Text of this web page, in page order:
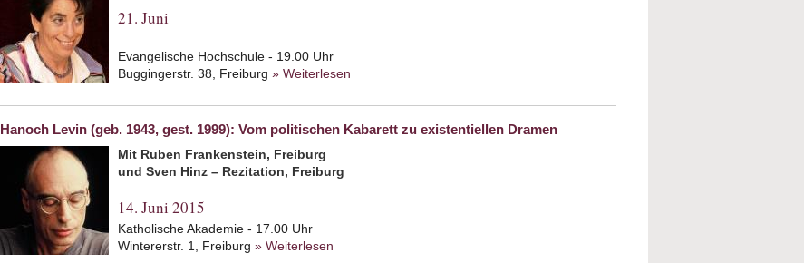
21. Juni
Evangelische Hochschule - 19.00 Uhr
Buggingerstr. 38, Freiburg » Weiterlesen
Hanoch Levin (geb. 1943, gest. 1999): Vom politischen Kabarett zu existentiellen Dramen
Mit Ruben Frankenstein, Freiburg
und Sven Hinz – Rezitation, Freiburg
14. Juni 2015
Katholische Akademie - 17.00 Uhr
Wintererstr. 1, Freiburg » Weiterlesen